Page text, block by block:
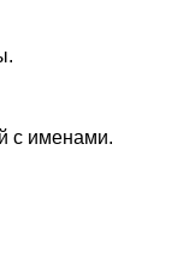
с именами.